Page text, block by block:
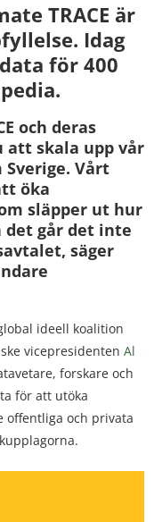
TRACE är
Idag
för 400
och deras
att skala upp vår
Vårt
öka
släpper ut hur
det går det inte
säger
ideell koalition
vicepresidenten Al
forskare och
för att utöka
och privata